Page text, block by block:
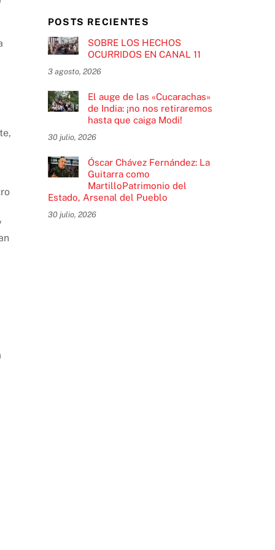
POSTS RECIENTES
SOBRE LOS HECHOS
OCURRIDOS EN CANAL 11
3 agosto, 2026
El auge de las «Cucarachas»
de India: ¡no nos retiraremos
hasta que caiga Modi!
30 julio, 2026
Óscar Chávez Fernández: La
Guitarra como
MartilloPatrimonio del
Estado, Arsenal del Pueblo
30 julio, 2026